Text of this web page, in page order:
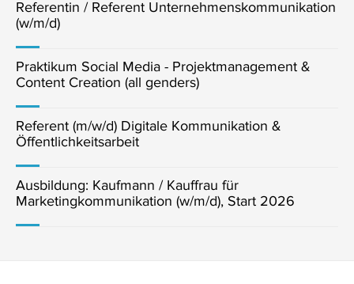
Referentin / Referent Unternehmenskommunikation
(w/m/d)
Praktikum Social Media - Projektmanagement &
Content Creation (all genders)
Referent (m/w/d) Digitale Kommunikation &
Öffentlichkeitsarbeit
Ausbildung: Kaufmann / Kauffrau für
Marketingkommunikation (w/m/d), Start 2026